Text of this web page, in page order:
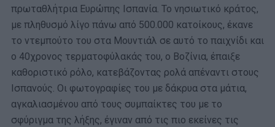
πρωταθλήτρια Ευρώπης Ισπανία. Το νησιωτικό κράτος,
με πληθυσμό λίγο πάνω από 500.000 κατοίκους, έκανε
το ντεμπούτο του στα Μουντιάλ σε αυτό το παιχνίδι και
ο 40χρονος τερματοφύλακάς του, ο Βοζίνια, έπαιξε
καθοριστικό ρόλο, κατεβάζοντας ρολά απέναντι στους
Ισπανούς. Οι φωτογραφίες του με δάκρυα στα μάτια,
αγκαλιασμένου από τους συμπαίκτες του με το
σφύριγμα της λήξης, έγιναν από τις πιο εκείνες τις